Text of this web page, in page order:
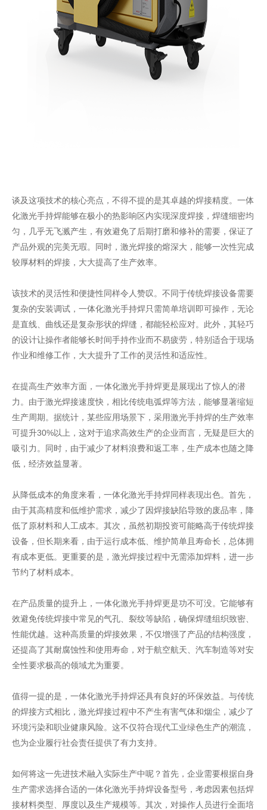
谈及这项技术的核心亮点，不得不提的是其卓越的焊接精度。一体
化激光手持焊能够在极小的热影响区内实现深度焊接，焊缝细密均
匀，几乎无飞溅产生，有效避免了后期打磨和修补的需要，保证了
产品外观的完美无瑕。同时，激光焊接的熔深大，能够一次性完成
较厚材料的焊接，大大提高了生产效率。
该技术的灵活性和便捷性同样令人赞叹。不同于传统焊接设备需要
复杂的安装调试，一体化激光手持焊只需简单培训即可操作，无论
是直线、曲线还是复杂形状的焊缝，都能轻松应对。此外，其轻巧
的设计让操作者能够长时间手持作业而不易疲劳，特别适合于现场
作业和维修工作，大大提升了工作的灵活性和适应性。
在提高生产效率方面，一体化激光手持焊更是展现出了惊人的潜
力。由于激光焊接速度快，相比传统电弧焊等方法，能够显著缩短
生产周期。据统计，某些应用场景下，采用激光手持焊的生产效率
可提升30%以上，这对于追求高效生产的企业而言，无疑是巨大的
吸引力。同时，由于减少了材料浪费和返工率，生产成本也随之降
低，经济效益显著。
从降低成本的角度来看，一体化激光手持焊同样表现出色。首先，
由于其高精度和低维护需求，减少了因焊接缺陷导致的废品率，降
低了原材料和人工成本。其次，虽然初期投资可能略高于传统焊接
设备，但长期来看，由于运行成本低、维护简单且寿命长，总体拥
有成本更低。更重要的是，激光焊接过程中无需添加焊料，进一步
节约了材料成本。
在产品质量的提升上，一体化激光手持焊更是功不可没。它能够有
效避免传统焊接中常见的气孔、裂纹等缺陷，确保焊缝组织致密、
性能优越。这种高质量的焊接效果，不仅增强了产品的结构强度，
还提高了其耐腐蚀性和使用寿命，对于航空航天、汽车制造等对安
全性要求极高的领域尤为重要。
值得一提的是，一体化激光手持焊还具有良好的环保效益。与传统
的焊接方式相比，激光焊接过程中不产生有害气体和烟尘，减少了
环境污染和职业健康风险。这不仅符合现代工业绿色生产的潮流，
也为企业履行社会责任提供了有力支持。
如何将这一先进技术融入实际生产中呢？首先，企业需要根据自身
生产需求选择合适的一体化激光手持焊设备型号，考虑因素包括焊
接材料类型、厚度以及生产规模等。其次，对操作人员进行全面培